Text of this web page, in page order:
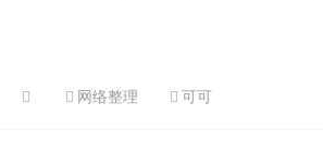
网络整理 可可